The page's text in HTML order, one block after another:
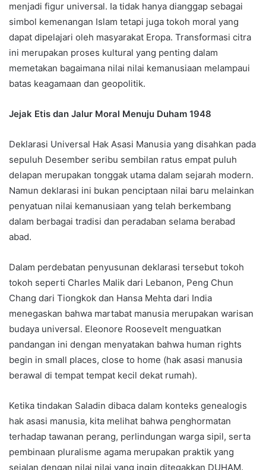
menjadi figur universal. Ia tidak hanya dianggap sebagai
simbol kemenangan Islam tetapi juga tokoh moral yang
dapat dipelajari oleh masyarakat Eropa. Transformasi citra
ini merupakan proses kultural yang penting dalam
memetakan bagaimana nilai nilai kemanusiaan melampaui
batas keagamaan dan geopolitik.
Jejak Etis dan Jalur Moral Menuju Duham 1948
Deklarasi Universal Hak Asasi Manusia yang disahkan pada
sepuluh Desember seribu sembilan ratus empat puluh
delapan merupakan tonggak utama dalam sejarah modern.
Namun deklarasi ini bukan penciptaan nilai baru melainkan
penyatuan nilai kemanusiaan yang telah berkembang
dalam berbagai tradisi dan peradaban selama berabad
abad.
Dalam perdebatan penyusunan deklarasi tersebut tokoh
tokoh seperti Charles Malik dari Lebanon, Peng Chun
Chang dari Tiongkok dan Hansa Mehta dari India
menegaskan bahwa martabat manusia merupakan warisan
budaya universal. Eleonore Roosevelt menguatkan
pandangan ini dengan menyatakan bahwa human rights
begin in small places, close to home (hak asasi manusia
berawal di tempat tempat kecil dekat rumah).
Ketika tindakan Saladin dibaca dalam konteks genealogis
hak asasi manusia, kita melihat bahwa penghormatan
terhadap tawanan perang, perlindungan warga sipil, serta
pembinaan pluralisme agama merupakan praktik yang
sejalan dengan nilai nilai yang ingin ditegakkan DUHAM.